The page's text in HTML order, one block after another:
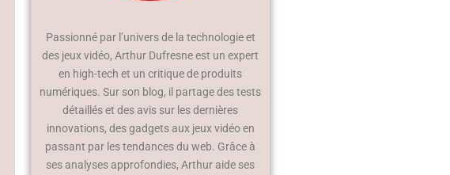
Passionné par l’univers de la technologie et
des jeux vidéo, Arthur Dufresne est un expert
en high-tech et un critique de produits
numériques. Sur son blog, il partage des tests
détaillés et des avis sur les dernières
innovations, des gadgets aux jeux vidéo en
passant par les tendances du web. Grâce à
ses analyses approfondies, Arthur aide ses